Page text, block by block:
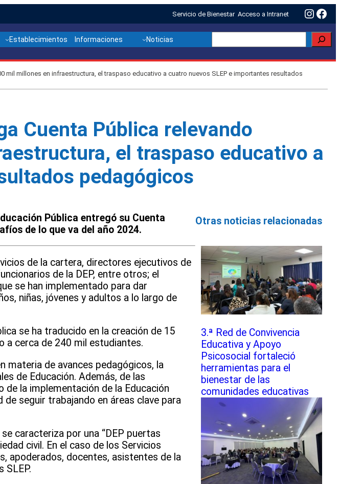
Servicio de Bienestar Acceso a Intranet
Establecimientos Informaciones Noticias
mil millones en infraestructura, el traspaso educativo a cuatro nuevos SLEP e importantes resultados
Cuenta Pública relevando
el traspaso educativo a
pedagógicos
Pública entregó su Cuenta
de lo que va del año 2024.
de la cartera, directores ejecutivos de
de la DEP, entre otros; el
se han implementado para dar
niñas, jóvenes y adultos a lo largo de
se ha traducido en la creación de 15
a cerca de 240 mil estudiantes.
materia de avances pedagógicos, la
de Educación. Además, de las
de la implementación de la Educación
de seguir trabajando en áreas clave para
caracteriza por una “DEP puertas
civil. En el caso de los Servicios
apoderados, docentes, asistentes de la
SLEP.
Otras noticias relacionadas
3.ª Red de Convivencia
Educativa y Apoyo
Psicosocial fortaleció
herramientas para el
bienestar de las
comunidades educativas